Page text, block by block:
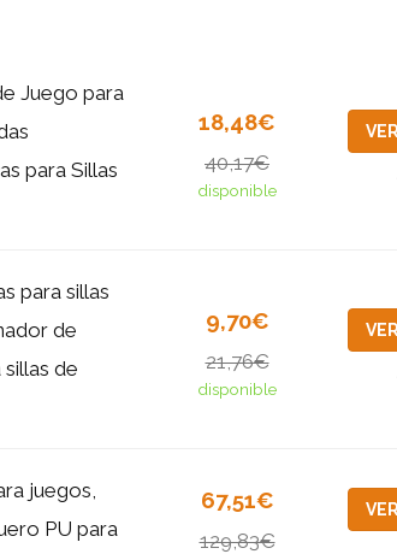
Juego para
para Sillas
18,48€
40,17€
disponible
para sillas
de
de
9,70€
21,76€
disponible
juegos,
PU para
67,51€
129,83€